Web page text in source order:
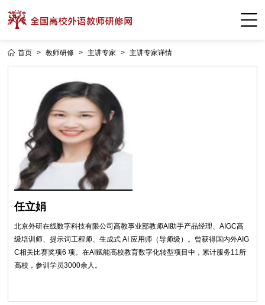
首页 > 教师研修 > 主讲专家 > 主讲专家详情
任立娟
北京外研在线数字科技有限公司高教事业部教师AI助手产品经理、AIGC高
级培训师、提示词工程师、生成式 AI 应用师（导师级）。曾获得国内外AIG
C相关比赛奖项6 项。在AI赋能高校教育数字化转型项目中，累计服务11所
高校，参训学员3000余人。